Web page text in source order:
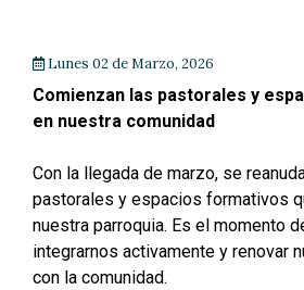
Lunes 02 de Marzo, 2026
Comienzan las pastorales y
en nuestra comunidad
Con la llegada de marzo, se
pastorales y espacios formativos
nuestra parroquia. Es el momento
integrarnos activamente y renovar
con la comunidad.